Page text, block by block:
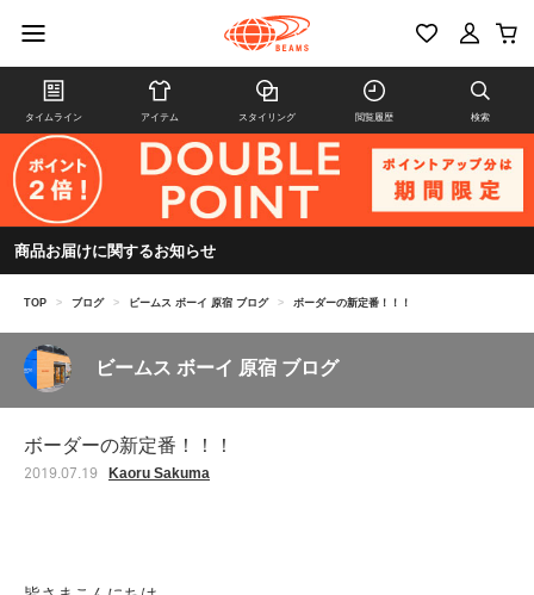
タイムライン アイテム スタイリング 閲覧履歴 検索
商品お届けに関するお知らせ
TOP > ブログ > ビームス ボーイ 原宿 ブログ > ボーダーの新定番！！！
ビームス ボーイ 原宿 ブログ
ボーダーの新定番！！！
2019.07.19 Kaoru Sakuma